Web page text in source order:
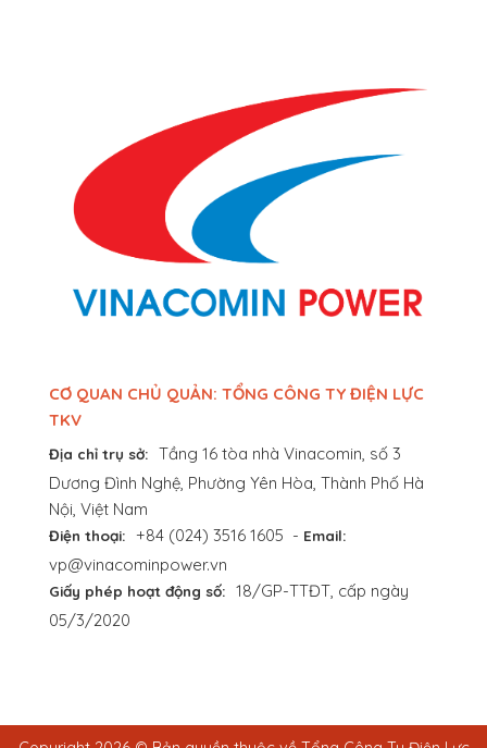
CƠ QUAN CHỦ QUẢN: TỔNG CÔNG TY ĐIỆN LỰC
TKV
Địa chỉ trụ sở: Tầng 16 tòa nhà Vinacomin, số 3
Dương Đình Nghệ, Phường Yên Hòa, Thành Phố Hà
Nội, Việt Nam
Điện thoại: +84 (024) 3516 1605 - Email:
vp@vinacominpower.vn
Giấy phép hoạt động số: 18/GP-TTĐT, cấp ngày
05/3/2020